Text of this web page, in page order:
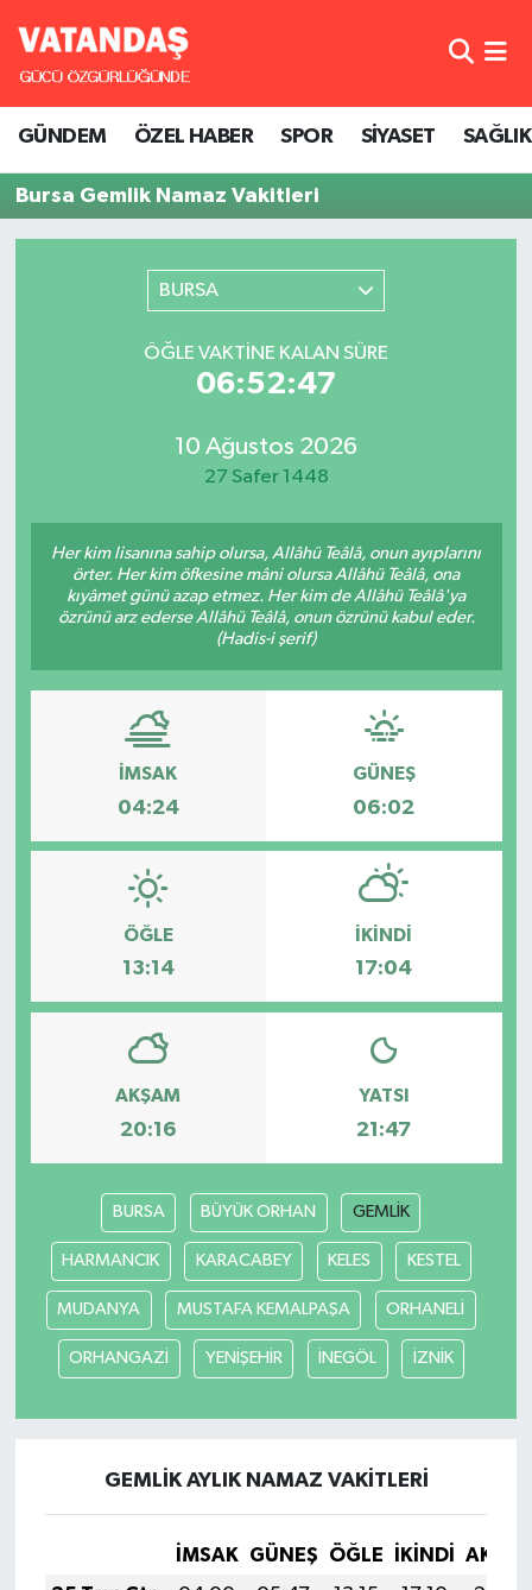
GÜNDEM ÖZEL HABER SPOR SİYASET SAĞLIK
Bursa Gemlik Namaz Vakitleri
BURSA
ÖĞLE VAKTINE KALAN SÜRE
06:52:47
10 Ağustos 2026
27 Safer 1448
Her kim lisanına sahip olursa, Allâhü Teâlâ, onun ayıplarını
örter. Her kim öfkesine mâni olursa Allâhü Teâlâ, ona
kıyâmet günü azap etmez. Her kim de Allâhü Teâlâ'ya
özrünü arz ederse Allâhü Teâlâ, onun özrünü kabul eder.
(Hadis-i şerif)
İMSAK
04:24
GÜNEŞ
06:02
ÖĞLE
13:14
İKINDI
17:04
AKŞAM
20:16
YATSI
21:47
BURSA BÜYÜK ORHAN GEMLİK
HARMANCIK KARACABEY KELES KESTEL
MUDANYA MUSTAFA KEMALPAŞA ORHANELİ
ORHANGAZİ YENİŞEHİR İNEGÖL İZNİK
GEMLİK AYLIK NAMAZ VAKITLERI
İMSAK GÜNEŞ ÖĞLE İKINDI
GÜNDEM
Hava Durumu
Tüm Manşetler